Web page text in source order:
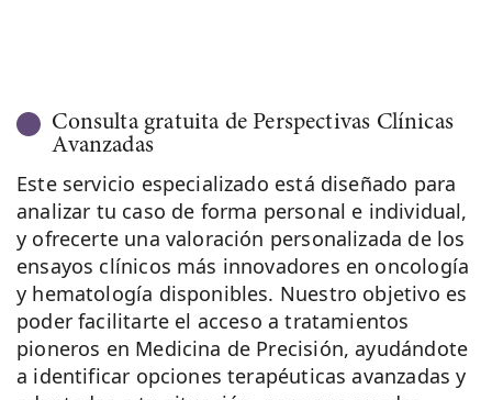
Consulta gratuita de Perspectivas Clínicas
Avanzadas
Este servicio especializado está diseñado para
analizar tu caso de forma personal e individual,
y ofrecerte una valoración personalizada de los
ensayos clínicos más innovadores en oncología
y hematología disponibles. Nuestro objetivo es
poder facilitarte el acceso a tratamientos
pioneros en Medicina de Precisión, ayudándote
a identificar opciones terapéuticas avanzadas y